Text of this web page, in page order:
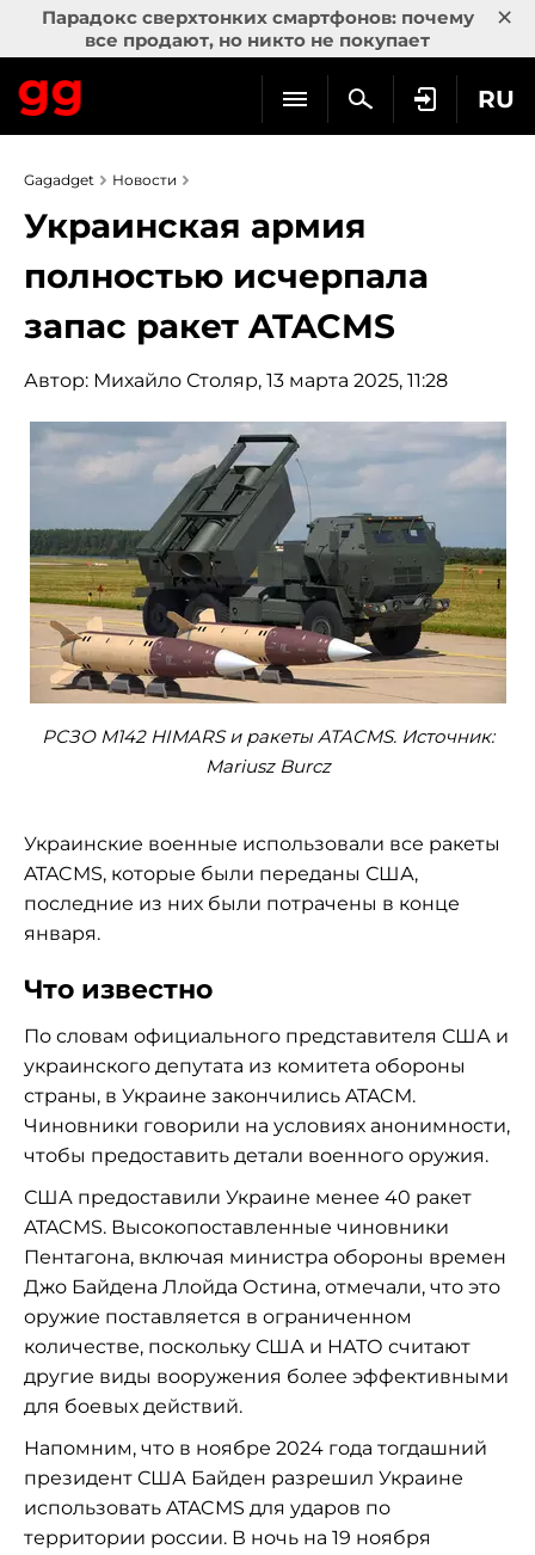
Парадокс сверхтонких смартфонов: почему
все продают, но никто не покупает
×
RU
Gagadget Новости
Украинская армия
полностью исчерпала
запас ракет ATACMS
Автор: Михайло Столяр, 13 марта 2025, 11:28
РСЗО M142 HIMARS и ракеты ATACMS. Источник:
Mariusz Burcz
Украинские военные использовали все ракеты
ATACMS, которые были переданы США,
последние из них были потрачены в конце
января.
Что известно
По словам официального представителя США и
украинского депутата из комитета обороны
страны, в Украине закончились ATACM.
Чиновники говорили на условиях анонимности,
чтобы предоставить детали военного оружия.
США предоставили Украине менее 40 ракет
ATACMS. Высокопоставленные чиновники
Пентагона, включая министра обороны времен
Джо Байдена Ллойда Остина, отмечали, что это
оружие поставляется в ограниченном
количестве, поскольку США и НАТО считают
другие виды вооружения более эффективными
для боевых действий.
Напомним, что в ноябре 2024 года тогдашний
президент США Байден разрешил Украине
использовать ATACMS для ударов по
территории россии. В ночь на 19 ноября